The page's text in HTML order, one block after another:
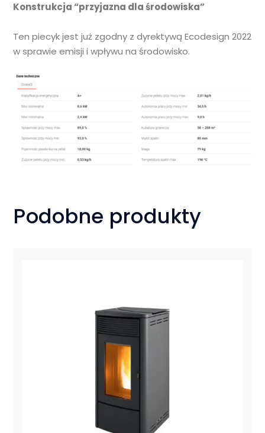
Konstrukcja “przyjazna dla środowiska”
Ten piecyk jest już zgodny z dyrektywą Ecodesign 2022
w sprawie emisji i wpływu na środowisko.
Podobne produkty